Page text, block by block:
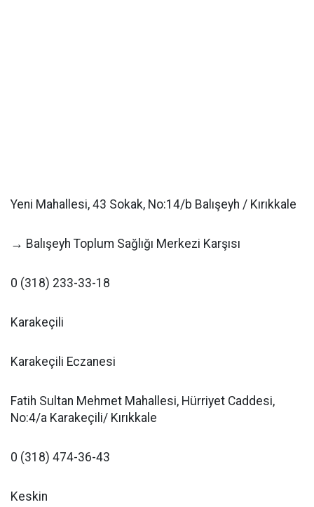
Yeni Mahallesi, 43 Sokak, No:14/b Balışeyh / Kırıkkale
→ Balışeyh Toplum Sağlığı Merkezi Karşısı
0 (318) 233-33-18
Karakeçili
Karakeçili Eczanesi
Fatih Sultan Mehmet Mahallesi, Hürriyet Caddesi,
No:4/a Karakeçili/ Kırıkkale
0 (318) 474-36-43
Keskin